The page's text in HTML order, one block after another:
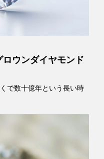
ウンダイヤモンド
で数十億年という長い時